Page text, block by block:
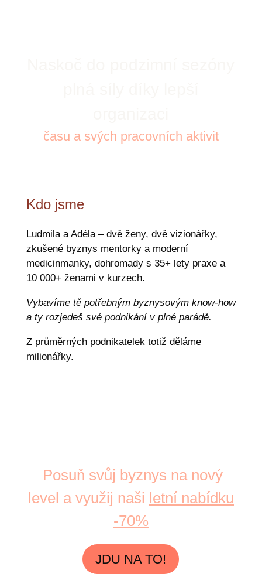
času a svých pracovních aktivit
Kdo jsme
Ludmila a Adéla – dvě ženy, dvě vizionářky,
zkušené byznys mentorky a moderní
medicinmanky, dohromady s 35+ lety praxe a
10 000+ ženami v kurzech.
Vybavíme tě potřebným byznysovým know-how
a ty rozjedeš své podnikání v plné parádě.
Z průměrných podnikatelek totiž děláme
milionářky.
Posuň svůj byznys na nový
level a využij naši letní nabídku
-70%
JDU NA TO!